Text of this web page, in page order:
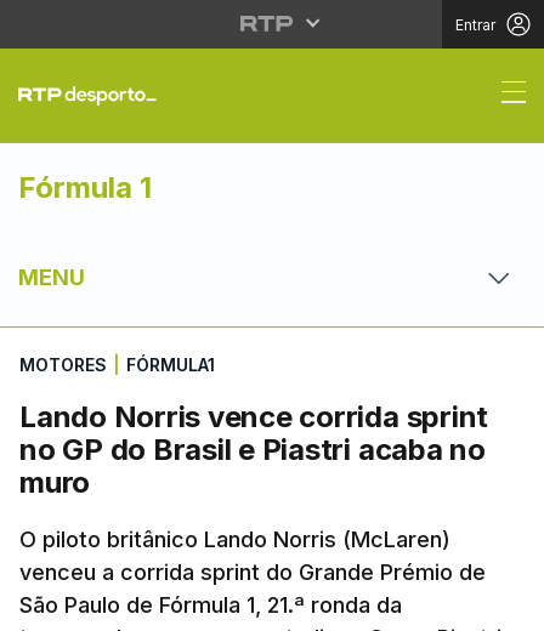
Entrar
Lando Norris vence
Fórmula 1
MENU
MOTORES FÓRMULA1
Lando Norris vence corrida sprint
no GP do Brasil e Piastri acaba no
muro
O piloto britânico Lando Norris (McLaren)
venceu a corrida sprint do Grande Prémio de
São Paulo de Fórmula 1, 21.ª ronda da